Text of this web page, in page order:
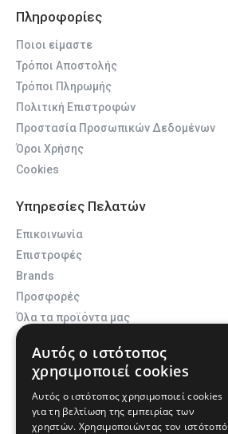
Πληροφορίες
Ποιοι είμαστε
Τρόποι Αποστολής
Τρόποι Πληρωμής
Πολιτική Επιστροφών
Προστασία Προσωπικών Δεδομένων
Όροι Χρήσης
Cookies
Υπηρεσίες Πελατών
Επικοινωνία
Επιστροφές
Brands
Προσφορές
Όλα τα προϊόντα μας
Λογαριασμός
Σύνδεση
Εγγραφή
Ο Λογαριασμός μου
Αυτός ο ιστότοπος
χρησιμοποιεί cookies
Αυτός ο ιστότοπος χρησιμοποιεί cookies
για τη βελτίωση της εμπειρίας των
χρηστών. Χρησιμοποιώντας τον ιστότοπό